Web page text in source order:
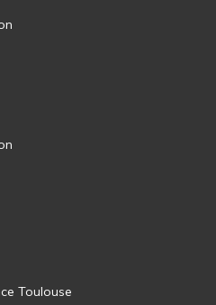
Toulouse